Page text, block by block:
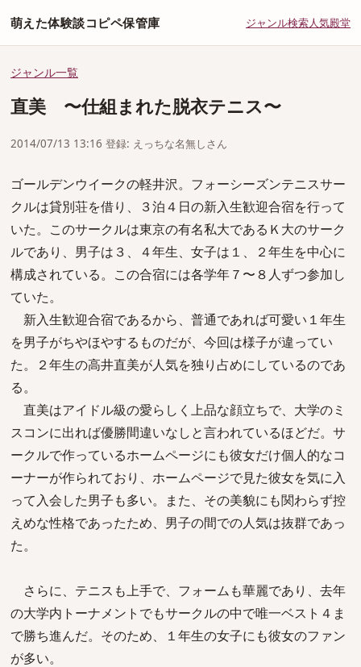
萌えた体験談コピペ保管庫 ジャンル検索人気殿堂
ジャンル一覧
直美 〜仕組まれた脱衣テニス〜
2014/07/13 13:16 登録: えっちな名無しさん
ゴールデンウイークの軽井沢。フォーシーズンテニスサー
クルは貸別荘を借り、３泊４日の新入生歓迎合宿を行って
いた。このサークルは東京の有名私大であるＫ大のサーク
ルであり、男子は３、４年生、女子は１、２年生を中心に
構成されている。この合宿には各学年７〜８人ずつ参加し
ていた。
新入生歓迎合宿であるから、普通であれば可愛い１年生
を男子がちやほやするものだが、今回は様子が違ってい
た。２年生の高井直美が人気を独り占めにしているのであ
る。
直美はアイドル級の愛らしく上品な顔立ちで、大学のミ
スコンに出れば優勝間違いなしと言われているほどだ。サ
ークルで作っているホームページにも彼女だけ個人的なコ
ーナーが作られており、ホームページで見た彼女を気に入
って入会した男子も多い。また、その美貌にも関わらず控
えめな性格であったため、男子の間での人気は抜群であっ
た。
さらに、テニスも上手で、フォームも華麗であり、去年
の大学内トーナメントでもサークルの中で唯一ベスト４ま
で勝ち進んだ。そのため、１年生の女子にも彼女のファン
が多い。